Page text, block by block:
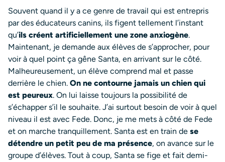
Souvent quand il y a ce genre de travail qui est entrepris
par des éducateurs canins, ils figent tellement l’instant
qu’ils créent artificiellement une zone anxiogène.
Maintenant, je demande aux élèves de s’approcher, pour
voir à quel point ça gêne Santa, en arrivant sur le côté.
Malheureusement, un élève comprend mal et passe
derrière le chien. On ne contourne jamais un chien qui
est peureux. On lui laisse toujours la possibilité de
s’échapper s’il le souhaite. J’ai surtout besoin de voir à quel
niveau il est avec Fede. Donc, je me mets à côté de Fede
et on marche tranquillement. Santa est en train de se
détendre un petit peu de ma présence, on avance sur le
groupe d’élèves. Tout à coup, Santa se fige et fait demi-